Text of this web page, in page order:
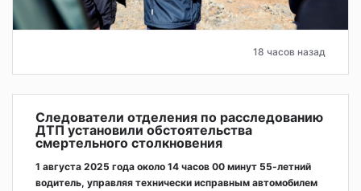
18 часов назад
Следователи отделения по расследованию
ДТП установили обстоятельства
смертельного столкновения
1 августа 2025 года около 14 часов 00 минут 55-летний
водитель, управляя технически исправным автомобилем